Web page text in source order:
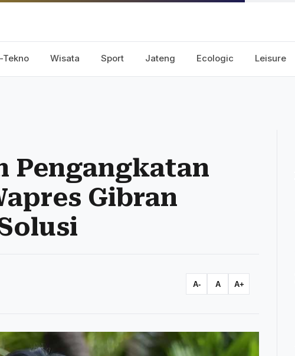
Tekno Wisata Sport Jateng Ecologic Leisure
Pengangkatan
Gibran
A- A A+